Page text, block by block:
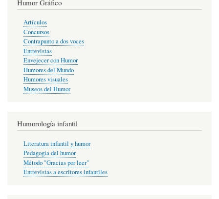
Humor Gráfico
Artículos
Concursos
Contrapunto a dos voces
Entrevistas
Envejecer con Humor
Humores del Mundo
Humores visuales
Museos del Humor
Humorología infantil
Literatura infantil y humor
Pedagogía del humor
Método "Gracias por leer"
Entrevistas a escritores infantiles